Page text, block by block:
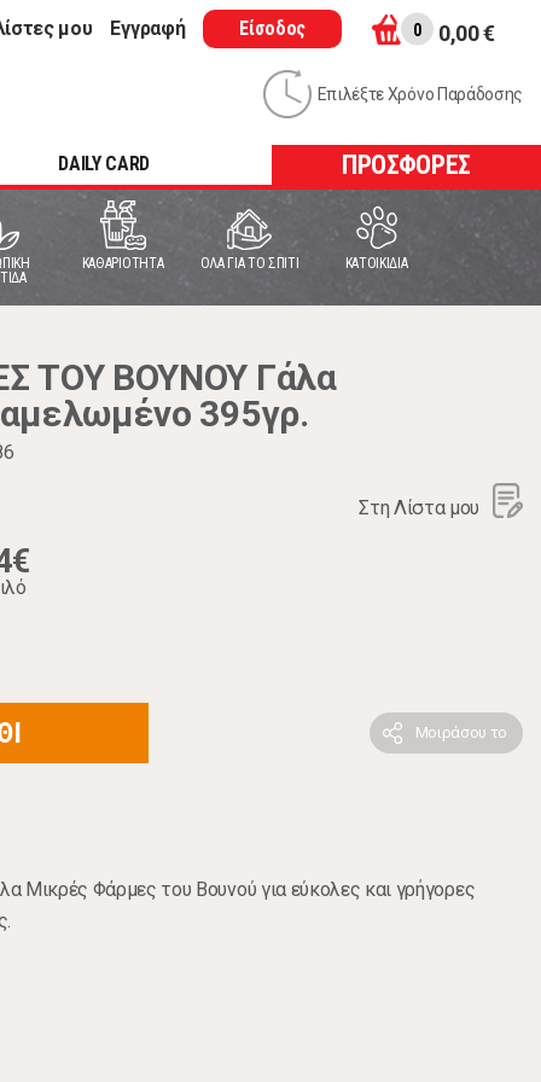
μου Εγγραφή Είσοδος 0 0,00 €
Επιλέξτε Χρόνο Παράδοσης
DAILY CARD ΠΡΟΣΦΟΡΕΣ
ΚΑΘΑΡΙΟΤΗΤΑ ΟΛΑ ΓΙΑ ΤΟ ΣΠΙΤΙ ΚΑΤΟΙΚΙΔΙΑ
ΤΟΥ ΒΟΥΝΟΥ Γάλα
395γρ.
Στη Λίστα μου
Μοιράσου το
Μικρές Φάρμες του Βουνού για εύκολες και γρήγορες